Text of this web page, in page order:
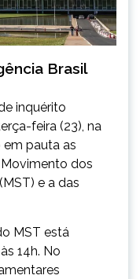
Brasil
inquérito
feira (23), na
em pauta as
dos
e a das
MST está
14h. No